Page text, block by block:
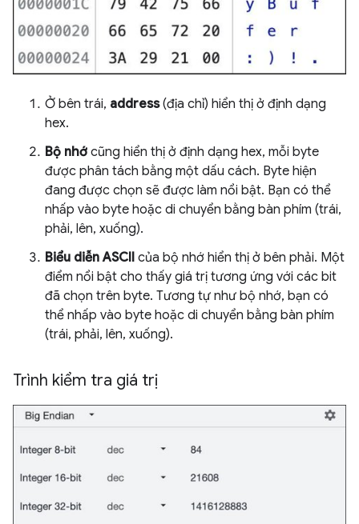
Ở bên trái, address(địa chỉ) hiển thị ở định dạng
hex.
Bộ nhớ cũng hiển thị ở định dạng hex, mỗi byte
được phân tách bằng một dấu cách. Byte hiện
đang được chọn sẽ được làm nổi bật. Bạn có thể
nhấp vào byte hoặc di chuyển bằng bàn phím (trái,
phải, lên, xuống).
Biểu diễn ASCII của bộ nhớ hiển thị ở bên phải. Một
điểm nổi bật cho thấy giá trị tương ứng với các bit
đã chọn trên byte. Tương tự như bộ nhớ, bạn có
thể nhấp vào byte hoặc di chuyển bằng bàn phím
(trái, phải, lên, xuống).
Trình kiểm tra giá trị